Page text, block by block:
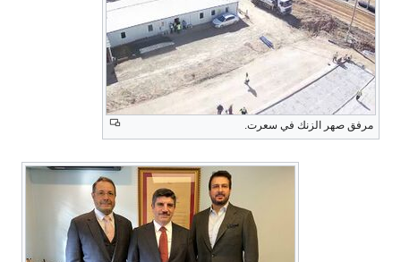
مرفق صهر الزنك في سعرت.